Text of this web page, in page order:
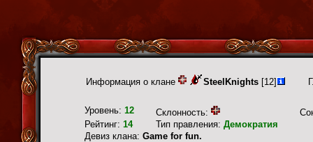
Информация о клане SteelKnights [12]
Уровень: 12 Склонность:
Рейтинг: 14 Тип правления: Демократия
Девиз клана: Game for fun.